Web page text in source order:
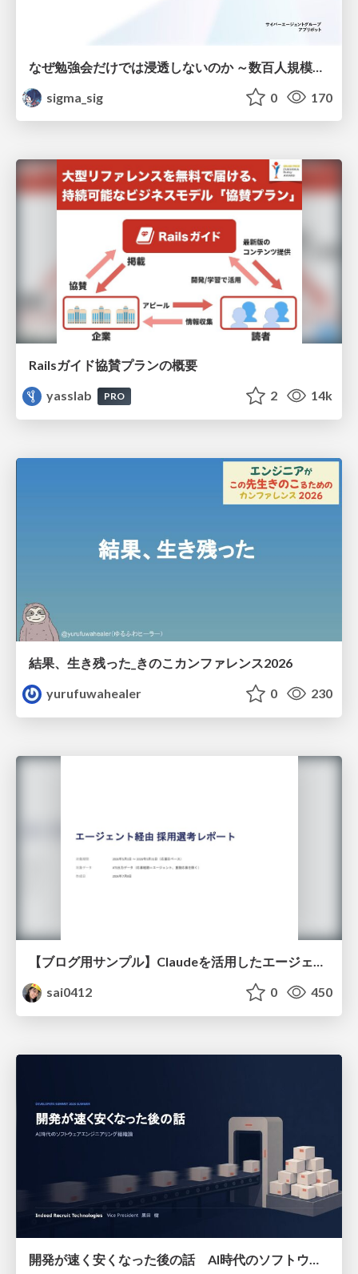
sigma_sig
0 170
Railsガイド協賛プランの概要
yasslab
PRO 2 14k
結果、生き残った_きのこカンファレンス2026
yurufuwahealer
0 230
sai0412
0 450
開発が速く安くなった後の話 AI時代のソフトウェアエンジニアリング組織論 #devsumi